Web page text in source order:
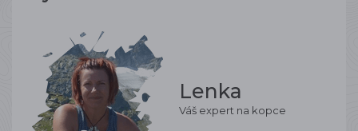
Lenka
Váš expert na kopce